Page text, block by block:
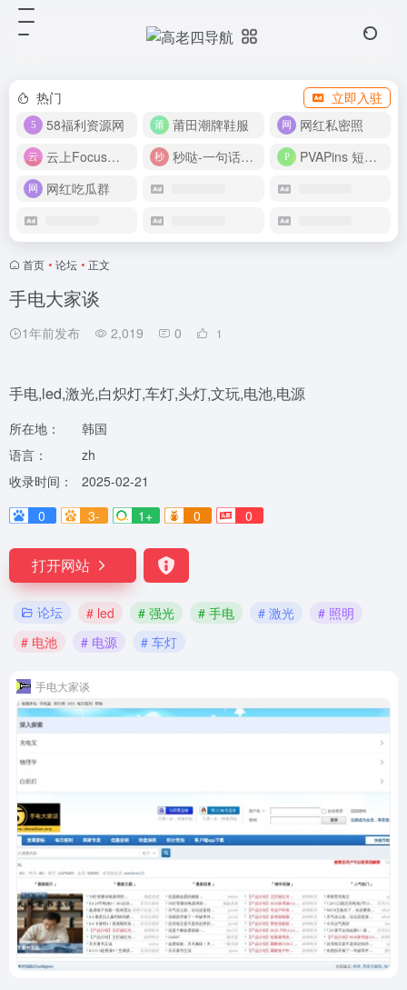
热门
立即入驻
58福利资源网
莆田潮牌鞋服
网红私密照
云上Focus接码平台
秒哒-一句话做应用
PVAPins 短信接码平台
网红吃瓜群
首页 • 论坛 • 正文
手电大家谈
1年前发布 2,019 0 1
手电,led,激光,白炽灯,车灯,头灯,文玩,电池,电源
所在地：
韩国
语言：
zh
收录时间：
2025-02-21
0
3- 1+ 0 0
打开网站
论坛 # led # 强光 # 手电 # 激光
# 照明
# 电池
# 电源 # 车灯
手电大家谈